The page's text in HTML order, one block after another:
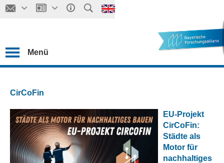
Menü
CirCoFin
EU-Projekt
CirCoFin:
Städte als
Motor für
nachhaltiges